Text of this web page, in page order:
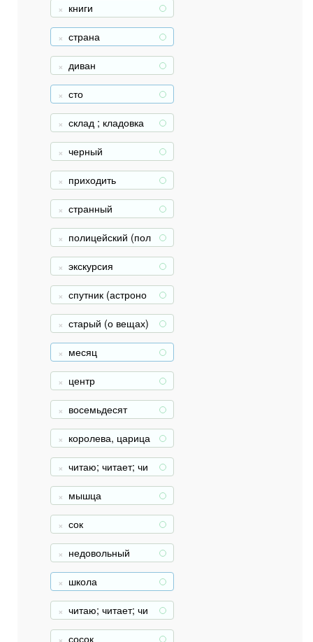
книги +
страна +
диван +
сто +
склад ; кладовка +
черный +
приходить +
странный +
полицейский (пол
исмен)
+
экскурсия +
спутник (астроно
м.)
+
старый (о вещах) +
месяц +
центр +
восемьдесят +
королева, царица +
читаю; читает; чи
таешь (муж.)
+
мышца +
сок +
недовольный +
школа +
читаю; читает; чи
таешь (жен.)
+
сосок +